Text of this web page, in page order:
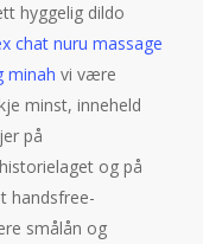
hyggelig dildo
chat nuru massage
minah vi være
minst, inneheld
på
og på
handsfree-
smålån og